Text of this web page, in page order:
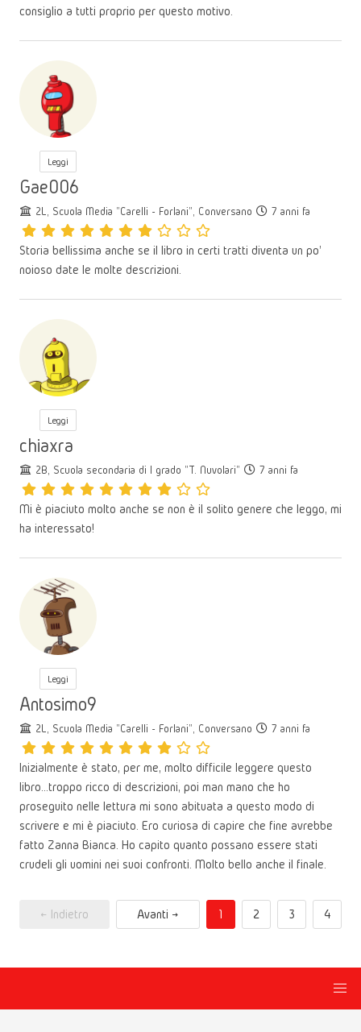
consiglio a tutti proprio per questo motivo.
Leggi
Gae006
2L, Scuola Media "Carelli - Forlani", Conversano 7 anni fa
Storia bellissima anche se il libro in certi tratti diventa un po'
noioso date le molte descrizioni.
Leggi
chiaxra
2B, Scuola secondaria di I grado "T. Nuvolari" 7 anni fa
Mi è piaciuto molto anche se non è il solito genere che leggo, mi
ha interessato!
Leggi
Antosimo9
2L, Scuola Media "Carelli - Forlani", Conversano 7 anni fa
Inizialmente è stato, per me, molto difficile leggere questo
libro...troppo ricco di descrizioni, poi man mano che ho
proseguito nelle lettura mi sono abituata a questo modo di
scrivere e mi è piaciuto. Ero curiosa di capire che fine avrebbe
fatto Zanna Bianca. Ho capito quanto possano essere stati
crudeli gli uomini nei suoi confronti. Molto bello anche il finale.
← Indietro Avanti → 1 2 3 4